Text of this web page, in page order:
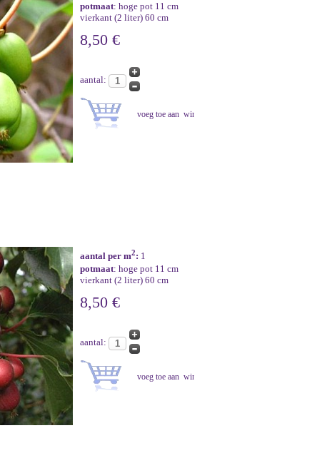
potmaat: hoge pot 11 cm
vierkant (2 liter) 60 cm
8,50 €
aantal:
aantal per m2: 1
potmaat: hoge pot 11 cm
vierkant (2 liter) 60 cm
8,50 €
aantal: